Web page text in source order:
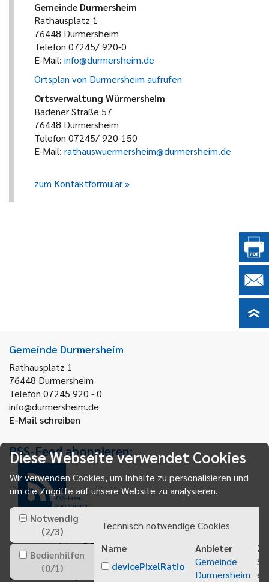
Gemeinde Durmersheim
Rathausplatz 1
76448 Durmersheim
Telefon 07245/ 920-0
E-Mail: info@durmersheim.de
Ortsplan von Durmersheim aufrufen
Ortsverwaltung Würmersheim
Badener Straße 57
76448 Durmersheim
Telefon 07245/ 920-150
E-Mail: rathauswuermersheim@durmersheim.de
zum Kontaktformular
Gemeinde Durmersheim
Rathausplatz 1
76448 Durmersheim
Telefon 07245 920 - 0
info@durmersheim.de
E-Mail schreiben
RSS-Feed abonnieren:
RSS-Feed
abonnieren
Gemeindeanzeiger abonnieren
Diese Webseite verwendet Cookies
Wir verwenden Cookies, um Inhalte zu personalisieren und
um die Zugriffe auf unsere Website zu analysieren.
Notwendig
(2/3)
Bedienhilfen
(0/1)
Technisch notwendige Cookies
Name
Anbieter
devicePixelRatio
Gemeinde
Durmersheim